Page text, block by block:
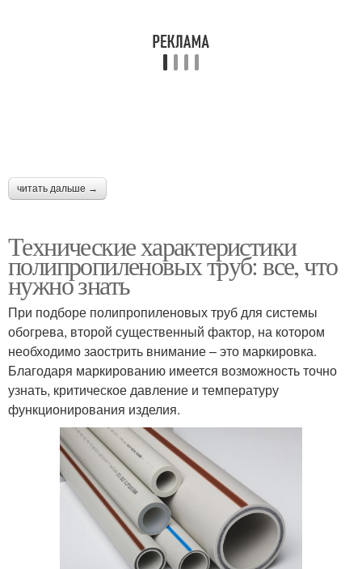
читать дальше →
Технические характеристики
полипропиленовых труб: все, что
нужно знать
При подборе полипропиленовых труб для системы
обогрева, второй существенный фактор, на котором
необходимо заострить внимание – это маркировка.
Благодаря маркированию имеется возможность точно
узнать, критическое давление и температуру
функционирования изделия.